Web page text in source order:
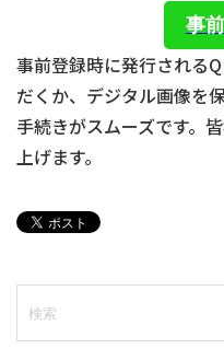
事
事前登録時に発行される
だくか、デジタル画像を
手続きがスムーズです。
上げます。